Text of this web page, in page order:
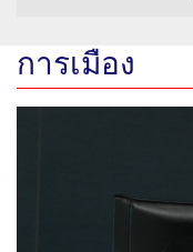
การเมือง